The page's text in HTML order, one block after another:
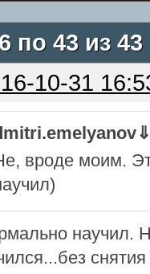
по 43 из 43
10-31
вроде моим.
научил.
снятия